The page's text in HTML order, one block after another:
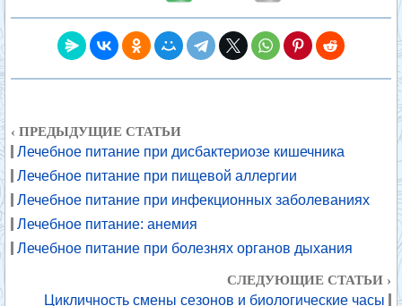
‹ ПРЕДЫДУЩИЕ СТАТЬИ
Лечебное питание при дисбактериозе кишечника
Лечебное питание при пищевой аллергии
Лечебное питание при инфекционных заболеваниях
Лечебное питание: анемия
Лечебное питание при болезнях органов дыхания
СЛЕДУЮЩИЕ СТАТЬИ ›
Цикличность смены сезонов и биологические часы